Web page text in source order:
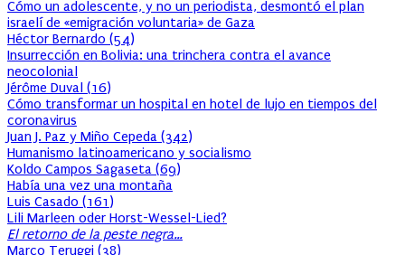
Cómo un adolescente, y no un periodista, desmontó el plan
israelí de «emigración voluntaria» de Gaza
Héctor Bernardo (54)
Insurrección en Bolivia: una trinchera contra el avance
neocolonial
Jérôme Duval (16)
Cómo transformar un hospital en hotel de lujo en tiempos del
coronavirus
Juan J. Paz y Miño Cepeda (342)
Humanismo latinoamericano y socialismo
Koldo Campos Sagaseta (69)
Había una vez una montaña
Luis Casado (161)
Lili Marleen oder Horst-Wessel-Lied?
El retorno de la peste negra…
Marco Teruggi (38)